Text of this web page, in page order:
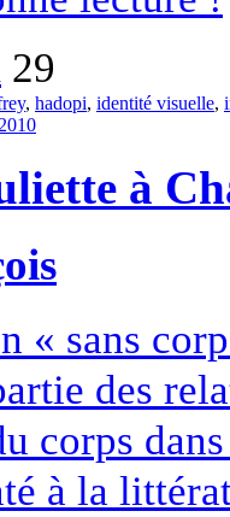
29
, hadopi, identité visuelle,
à
« sans
des
corps
à la